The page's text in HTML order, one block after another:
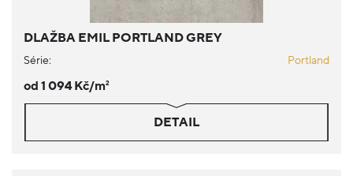
DLAŽBA EMIL PORTLAND GREY
Série: Portland
od 1 094 Kč/m2
DETAIL